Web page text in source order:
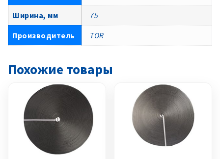
Ширина, мм 75
Производитель TOR
Похожие товары